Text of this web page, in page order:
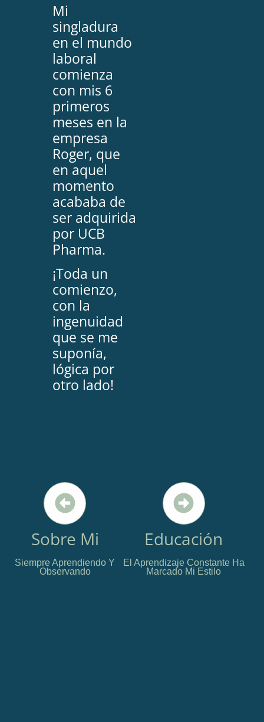
Sobre Mi
Siempre Aprendiendo Y
Observando
Educación
El Aprendizaje Constante Ha
Marcado Mi Estilo
Mi
singladura
en el mundo
laboral
comienza
con mis 6
primeros
meses en la
empresa
Roger, que
en aquel
momento
acababa de
ser adquirida
por UCB
Pharma.
¡Toda un
comienzo,
con la
ingenuidad
que se me
suponía,
lógica por
otro lado!